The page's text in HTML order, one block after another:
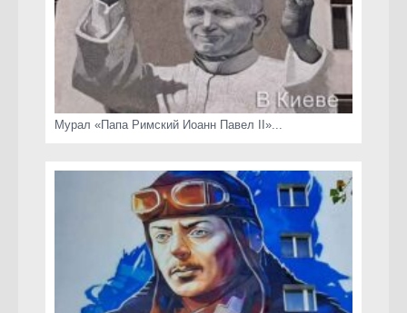
коты Киева
скамейки
часы Киева
Мурал «Папа Римский Иоанн Павел II»...